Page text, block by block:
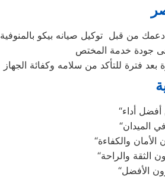
من قبل توكيل صيانه بيكو بالمنوفية